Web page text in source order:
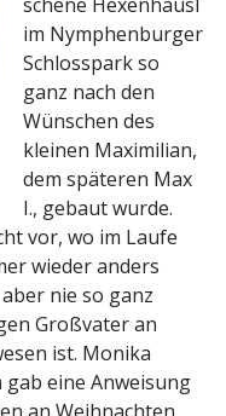
im Nymphen­burger
Schlosspark so
ganz nach den
Wünschen des
kleinen Maximilian,
dem späteren Max
I., gebaut wurde.
vor, wo im Laufe
wieder anders
nie so ganz
Großvater an
ist. Monika
eine Anweisung